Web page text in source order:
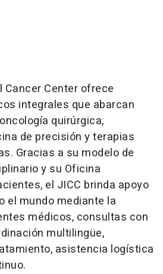
Center ofrece
integrales que abarcan
quirúrgica,
de precisión y terapias
Gracias a su modelo de
y su Oficina
el JICC brinda apoyo
el mundo mediante la
médicos, consultas con
multilingüe,
asistencia logística